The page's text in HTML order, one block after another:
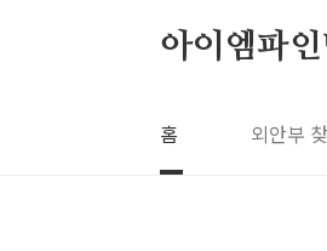
아이엠파
홈 외안부